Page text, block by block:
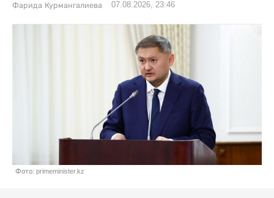
Фарида Курмангалиева 07.08.2026, 23:46
Фото: primeminister.kz